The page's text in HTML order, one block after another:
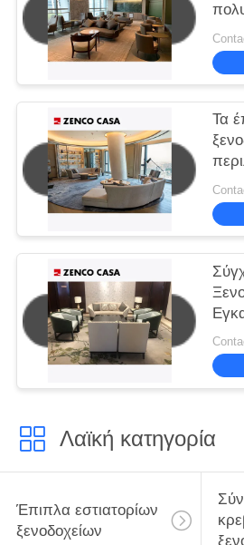
Τα
Λαϊκή κατηγορία
Έπιπλα εστιατορίων
ξενοδοχείων